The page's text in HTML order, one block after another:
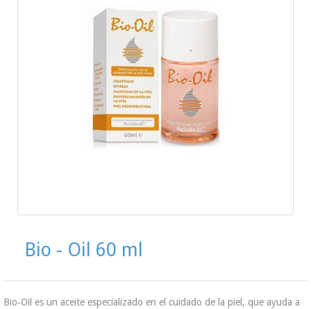
Bio - Oil 60 ml
Bio‑Oil es un aceite especializado en el cuidado de la piel, que ayuda a